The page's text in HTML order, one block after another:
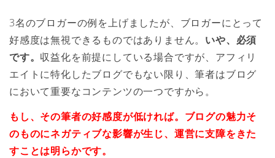
3名のブロガーの例を上げましたが、ブロガーにとって
好感度は無視できるものではありません。 いや、必須
です。 収益化を前提にしている場合ですが、アフィリ
エイトに特化したブログでもない限り、筆者はブログ
において重要なコンテンツの一つですから。
もし、その筆者の好感度が低ければ。ブログの魅力そ
のものにネガティブな影響が生じ、運営に支障をきた
すことは明らかです。